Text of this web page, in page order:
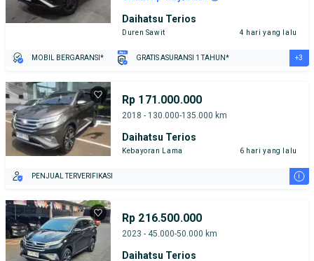
Daihatsu Terios
Duren Sawit 4 hari yang lalu
MOBIL BERGARANSI* GRATIS ASURANSI 1 TAHUN*
PENJUAL TERVERIFIKASI
+3
Rp 171.000.000
2018 - 130.000-135.000 km
Daihatsu Terios
Kebayoran Lama 6 hari yang lalu
PENJUAL TERVERIFIKASI i
Rp 216.500.000
2023 - 45.000-50.000 km
Daihatsu Terios